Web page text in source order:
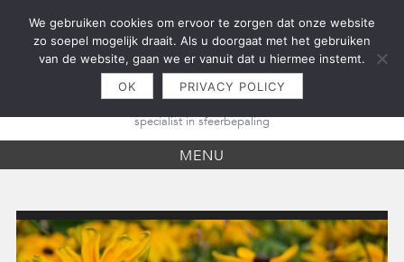
content
specialist in sfeerbepaling
MENU
We gebruiken cookies om ervoor te zorgen dat onze website
zo soepel mogelijk draait. Als u doorgaat met het gebruiken
van de website, gaan we er vanuit dat u hiermee instemt.
OK
PRIVACY POLICY